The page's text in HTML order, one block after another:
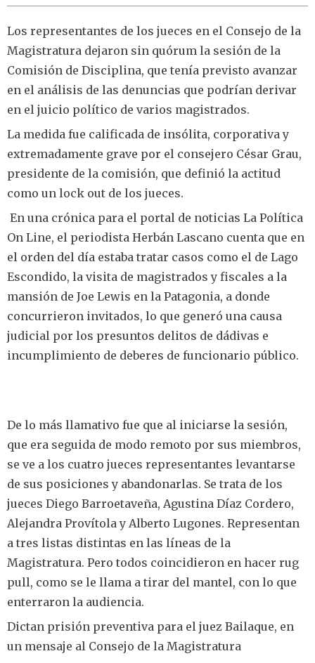
Los representantes de los jueces en el Consejo de la
Magistratura dejaron sin quórum la sesión de la
Comisión de Disciplina, que tenía previsto avanzar
en el análisis de las denuncias que podrían derivar
en el juicio político de varios magistrados.
La medida fue calificada de insólita, corporativa y
extremadamente grave por el consejero César Grau,
presidente de la comisión, que definió la actitud
como un lock out de los jueces.
En una crónica para el portal de noticias La Política
On Line, el periodista Herbán Lascano cuenta que en
el orden del día estaba tratar casos como el de Lago
Escondido, la visita de magistrados y fiscales a la
mansión de Joe Lewis en la Patagonia, a donde
concurrieron invitados, lo que generó una causa
judicial por los presuntos delitos de dádivas e
incumplimiento de deberes de funcionario público.
De lo más llamativo fue que al iniciarse la sesión,
que era seguida de modo remoto por sus miembros,
se ve a los cuatro jueces representantes levantarse
de sus posiciones y abandonarlas. Se trata de los
jueces Diego Barroetaveña, Agustina Díaz Cordero,
Alejandra Provítola y Alberto Lugones. Representan
a tres listas distintas en las líneas de la
Magistratura. Pero todos coincidieron en hacer rug
pull, como se le llama a tirar del mantel, con lo que
enterraron la audiencia.
Dictan prisión preventiva para el juez Bailaque, en
un mensaje al Consejo de la Magistratura